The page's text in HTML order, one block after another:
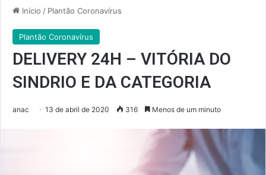
Início / Plantão Coronavírus
Plantão Coronavírus
DELIVERY 24H – VITÓRIA DO
SINDRIO E DA CATEGORIA
anac 13 de abril de 2020 316 Menos de um minuto